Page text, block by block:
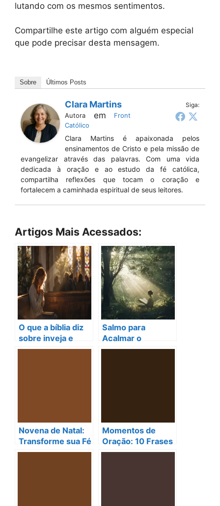
lutando com os mesmos sentimentos.
Compartilhe este artigo com alguém especial
que pode precisar desta mensagem.
Sobre Últimos Posts
Siga:
Clara Martins
Autora em
Front
Católico
Clara Martins é apaixonada pelos
ensinamentos de Cristo e pela missão de
evangelizar através das palavras. Com uma vida
dedicada à oração e ao estudo da fé católica,
compartilha reflexões que tocam o coração e
fortalecem a caminhada espiritual de seus leitores.
Artigos Mais Acessados:
O que a bíblia diz
sobre inveja e
como curar seu
Salmo para
Acalmar o
Coração: Encontre
Novena de Natal:
Transforme sua Fé
e Prepare seu
Momentos de
Oração: 10 Frases
Católicas que